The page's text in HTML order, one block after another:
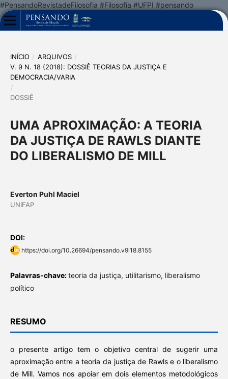
#PensandoRevistadeFilosofia #Filosofia #UFPI #pensando
INÍCIO / ARQUIVOS /
V. 9 N. 18 (2018): DOSSIÊ TEORIAS DA JUSTIÇA E
DEMOCRACIA/VARIA
/
DOSSIÊ
UMA APROXIMAÇÃO: A TEORIA
DA JUSTIÇA DE RAWLS DIANTE
DO LIBERALISMO DE MILL
Everton Puhl Maciel
UNIFAP
DOI:
https://doi.org/10.26694/pensando.v9i18.8155
Palavras-chave:teoria da justiça, utilitarismo, liberalismo
político
RESUMO
o presente artigo tem o objetivo central de sugerir uma
aproximação entre a teoria da justiça de Rawls e o liberalismo
de Mill. Vamos nos apoiar em dois elementos metodológicos